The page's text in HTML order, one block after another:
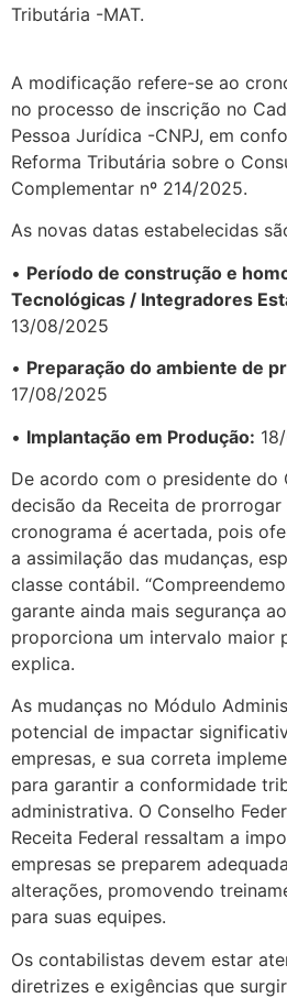
Tributária -MAT.
A modificação refere-se ao
no processo de inscrição no
Pessoa Jurídica -CNPJ, em
Reforma Tributária sobre o
Complementar nº 214/2025.
As novas datas estabelecidas
• Período de construção e
Tecnológicas / Integradores
13/08/2025
• Preparação do ambiente de
17/08/2025
• Implantação em Produção:
De acordo com o presidente do
decisão da Receita de
cronograma é acertada, pois
a assimilação das mudanças,
classe contábil.
garante ainda mais segurança
proporciona um intervalo maior
explica.
As mudanças no Módulo
potencial de impactar
empresas, e sua correta
para garantir a conformidade
administrativa. O Conselho
Receita Federal ressaltam a
empresas se preparem
alterações, promovendo
para suas equipes.
Os contabilistas devem estar
diretrizes e exigências que